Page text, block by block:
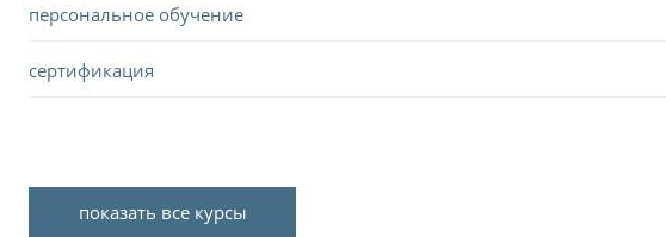
персональное обучение
сертификация
показать все курсы